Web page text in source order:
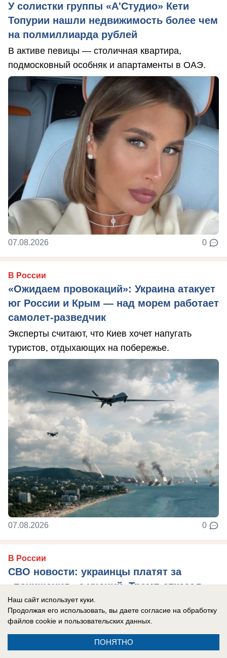
У солистки группы «А'Студио» Кети
Топурии нашли недвижимость более чем
на полмиллиарда рублей
В активе певицы — столичная квартира,
подмосковный особняк и апартаменты в ОАЭ.
07.08.2026 0
В России
«Ожидаем провокаций»: Украина атакует
юг России и Крым — над морем работает
самолет-разведчик
Эксперты считают, что Киев хочет напугать
туристов, отдыхающих на побережье.
07.08.2026 0
В России
СВО новости: украинцы платят за
«похищения» с учений, Трамп отказал
Украине в ракетах Patriot, боевики ВСУ
тонут при форсировании Северского
Донца
Главные новости СВО на утро 7 августа 2026
Наш сайт использует куки.
Продолжая его использовать, вы даете согласие на обработку
файлов cookie и пользовательских данных.
ПОНЯТНО